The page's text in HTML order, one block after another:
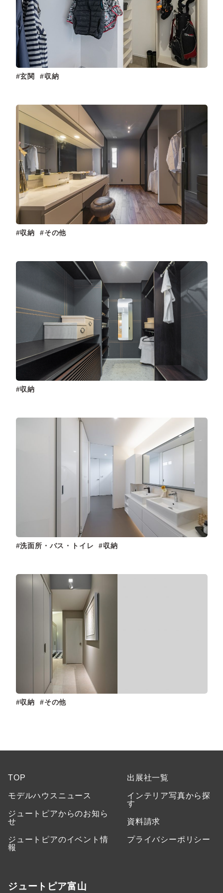
玄関 収納
収納 その他
収納
洗面所・バス・トイレ 収納
収納 その他
TOP
モデルハウスニュース
ジュートピアからのお知ら
せ
ジュートピアのイベント情
報
出展社一覧
インテリア写真から探
す
資料請求
プライバシーポリシー
ジュートピア富山